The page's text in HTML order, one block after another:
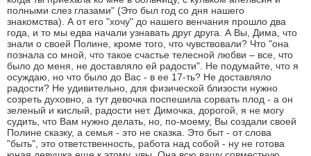
полными слез глазами" (Это был год со дня нашего
знакомства). А от его "хочу" до нашего венчания прошло два
года, и то мы едва начали узнавать друг друга. А Вы, Дима, что
знали о своей Полине, кроме того, что чувствовали? Что "она
познала со мной, что такое счастье телесной любви – все, что
было до меня, не доставляло ей радости". Не подумайте, что я
осуждаю, но что было до Вас - в ее 17-ть? Не доставляло
радости? Не удивительно, для физической близости нужно
созреть духовно, а тут девочка поспешила сорвать плод - а он
зеленый и кислый, радости нет. Димочка, дорогой, я не могу
судить, что Вам нужно делать, но, по-моему, Вы создали своей
Полине сказку, а семья - это не сказка. Это быт - от слова
"быть", это ответственность, работа над собой - ну не готова